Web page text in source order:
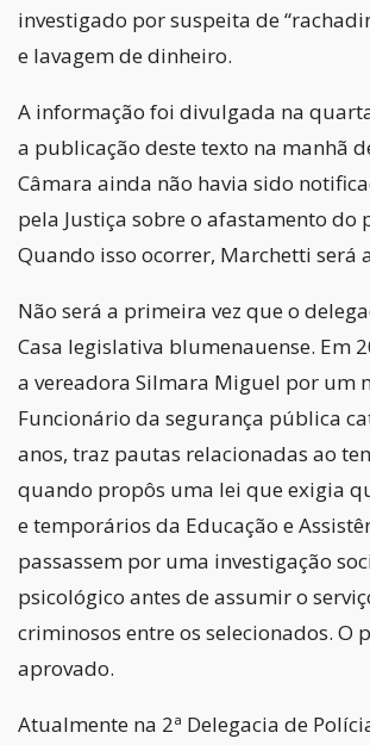
investigado por suspeita de
e lavagem de dinheiro.
A informação foi divulgada na
a publicação deste texto na manhã
Câmara ainda não havia sido
pela Justiça sobre o afastamento do
Quando isso ocorrer, Marchetti será
Não será a primeira vez que o
Casa legislativa blumenauense. Em
a vereadora Silmara Miguel por um
Funcionário da segurança pública
anos, traz pautas relacionadas ao
quando propôs uma lei que exigia
e temporários da Educação e
passassem por uma investigação
psicológico antes de assumir o
criminosos entre os selecionados. O
aprovado.
Atualmente na 2ª Delegacia de